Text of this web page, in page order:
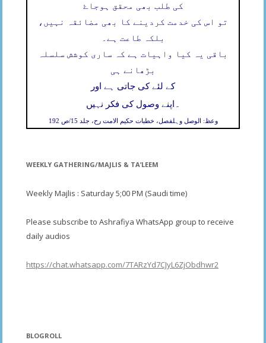
کی طلب بھی محقق ہوجاۓ
تو اس کی خدمت کردینے کا بھی مضائقہ نہیں،
بلکہ طاعت ہے۔
باقی یہ کیا واہیات ہے کہ ساری کوشش سلسلہ
بڑھانے ہی
کے لئے کی جاتی ہے اور
اپنے وصول کی فکر نہیں ۔
وعظ: الوصل وہلفصل، خطبات حکیم الامت رح، جلد 15/ص 192
WEEKLY GATHERING/MAJLIS & TA’LEEM
Weekly Majlis : Saturday 5;00 PM (Saudi time)
Please subscribe to Ashrafiya WhatsApp group to receive
daily audios
https://chat.whatsapp.com/7TARzYd7CJyL6ZjObdhwr2
BLOGROLL